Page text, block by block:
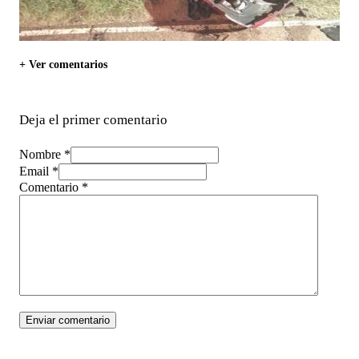
+ Ver comentarios
Deja el primer comentario
Nombre *
Email *
Comentario *